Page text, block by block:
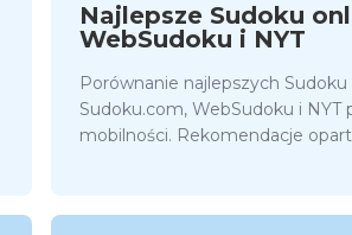
Najlepsze Sudoku
WebSudoku i NYT
Porównanie najlepszych
Sudoku.com, WebSudoku i
mobilności. Rekomendacje